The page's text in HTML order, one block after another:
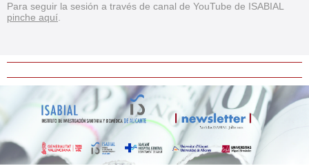
Para seguir la sesión a través de canal de YouTube de ISABIAL
pinche aquí